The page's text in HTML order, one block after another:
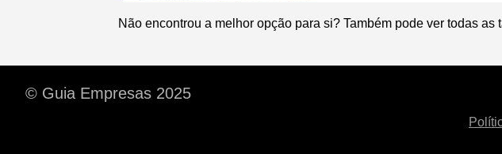
Não encontrou a melhor opção para si? Também pode ver todas as
© Guia Empresas 2025